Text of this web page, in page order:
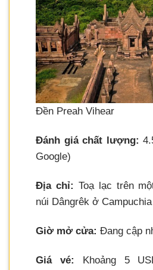
Đền Preah Vihear
Đánh giá chất lượng:
Google)
Địa chỉ: Toạ lạc trên
núi Dângrêk ở Campuchia
Giờ mở cửa: Đang cập
Giá vé: Khoảng 5